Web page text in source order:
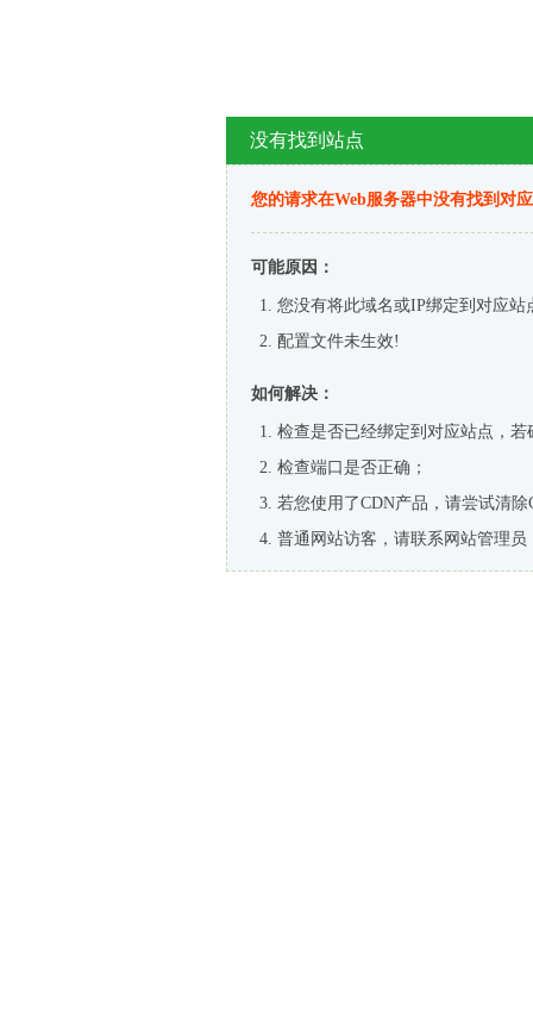
没有找到站点
您的请求在Web服务器中没有找到对
可能原因：
您没有将此域名或IP绑定到对应站
配置文件未生效!
如何解决：
检查是否已经绑定到对应站点，
检查端口是否正确；
若您使用了CDN产品，请尝试清除
普通网站访客，请联系网站管理员